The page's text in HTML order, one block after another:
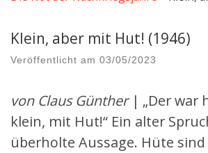
Klein, aber mit Hut! (1946)
Veröffentlicht am 03/05/2023
von Claus Günther | „Der war
klein, mit Hut!“ Ein alter
überholte Aussage. Hüte